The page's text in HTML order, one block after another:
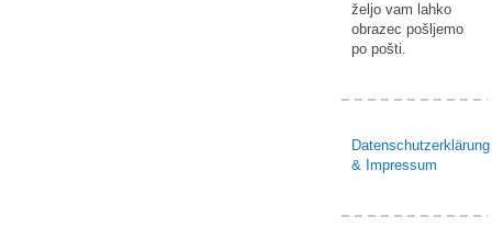
željo vam lahko
obrazec pošljemo
po pošti.
Datenschutzerklärung
& Impressum